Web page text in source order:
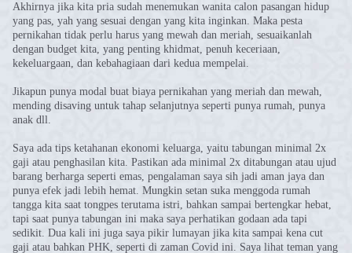
Akhirnya jika kita pria sudah menemukan wanita calon pasangan hidup
yang pas, yah yang sesuai dengan yang kita inginkan. Maka pesta
pernikahan tidak perlu harus yang mewah dan meriah, sesuaikanlah
dengan budget kita, yang penting khidmat, penuh keceriaan,
kekeluargaan, dan kebahagiaan dari kedua mempelai.
Jikapun punya modal buat biaya pernikahan yang meriah dan mewah,
mending disaving untuk tahap selanjutnya seperti punya rumah, punya
anak dll.
Saya ada tips ketahanan ekonomi keluarga, yaitu tabungan minimal 2x
gaji atau penghasilan kita. Pastikan ada minimal 2x ditabungan atau ujud
barang berharga seperti emas, pengalaman saya sih jadi aman jaya dan
punya efek jadi lebih hemat. Mungkin setan suka menggoda rumah
tangga kita saat tongpes terutama istri, bahkan sampai bertengkar hebat,
tapi saat punya tabungan ini maka saya perhatikan godaan ada tapi
sedikit. Dua kali ini juga saya pikir lumayan jika kita sampai kena cut
gaji atau bahkan PHK, seperti di zaman Covid ini. Saya lihat teman yang